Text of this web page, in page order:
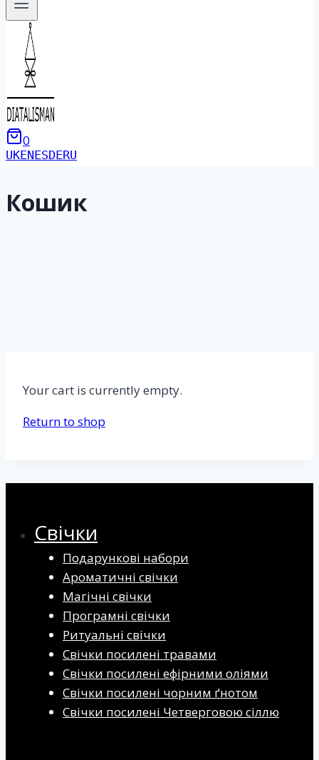
0
UKENESDERU
Кошик
Your cart is currently empty.
Return to shop
Свічки
Подарункові набори
Ароматичні свічки
Магічні свічки
Програмні свічки
Ритуальні свічки
Свічки посилені травами
Свічки посилені ефірними оліями
Свічки посилені чорним ґнотом
Свічки посилені Четверговою сіллю